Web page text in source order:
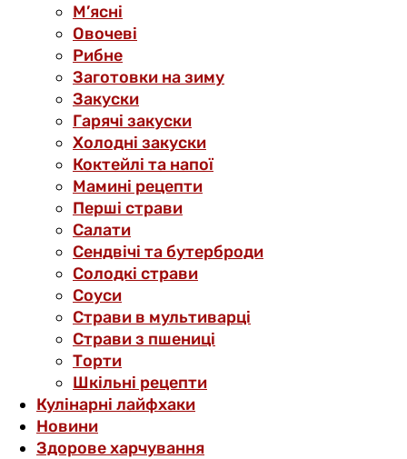
М’ясні
Овочеві
Рибне
Заготовки на зиму
Закуски
Гарячі закуски
Холодні закуски
Коктейлі та напої
Мамині рецепти
Перші страви
Салати
Сендвічі та бутерброди
Солодкі страви
Соуси
Страви в мультиварці
Страви з пшениці
Торти
Шкільні рецепти
Кулінарні лайфхаки
Новини
Здорове харчування